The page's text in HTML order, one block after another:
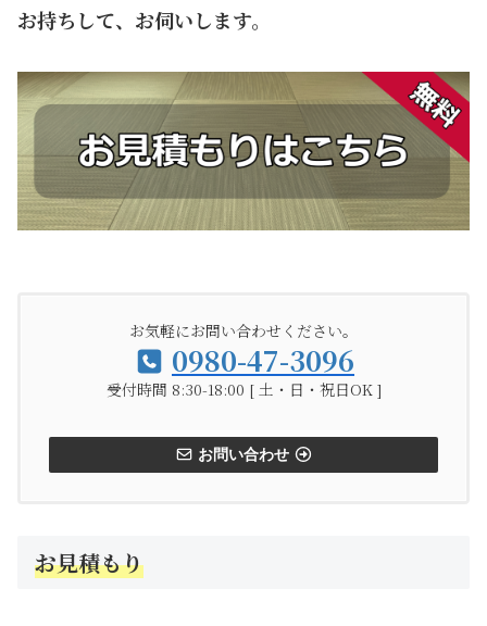
お持ちして、お伺いします。
お気軽にお問い合わせください。
0980-47-3096
受付時間 8:30-18:00 [ 土・日・祝日OK ]
お問い合わせ
お見積もり